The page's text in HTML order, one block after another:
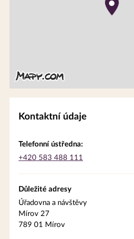
Kontaktní údaje
Telefonní ústředna:
+420 583 488 111
Důležité adresy
Úřadovna a návštěvy
Mírov 27
789 01 Mírov